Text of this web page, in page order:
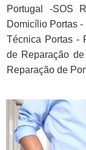
Portugal -SOS
Domicílio Portas
Técnica Portas -
de Reparação
Reparação de